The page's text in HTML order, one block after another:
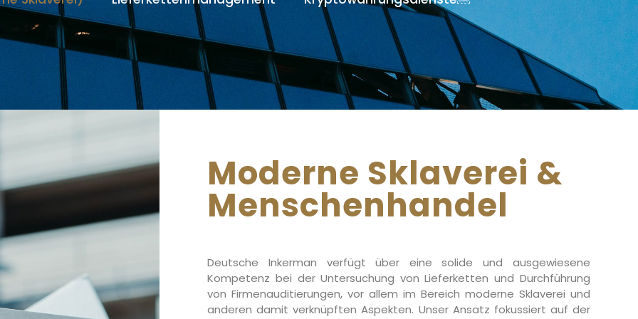
Moderne Sklaverei &
Menschenhandel
Deutsche Inkerman verfügt über eine solide und ausgewiesene
Kompetenz bei der Untersuchung von Lieferketten und Durchführung
von Firmenauditierungen, vor allem im Bereich moderne Sklaverei und
anderen damit verknüpften Aspekten. Unser Ansatz fokussiert auf der